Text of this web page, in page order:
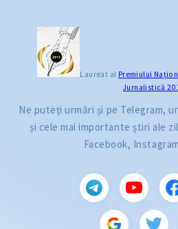
Laureat al Premiului
Jurnalistică
Ne puteți urmări și pe Telegram,
și cele mai importante știri ale
Facebook,